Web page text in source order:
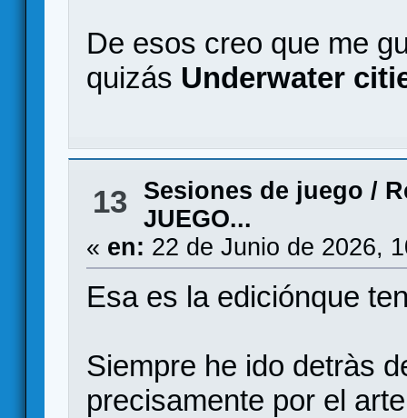
De esos creo que me
quizás Underwater
13 Sesiones de juego /
JUEGO...
« en: 22 de Junio de 2026,
Esa es la ediciónque
Siempre he ido detràs
precisamente por el